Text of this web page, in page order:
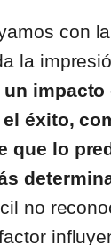
con
la
impacto
éxito,
que lo
no